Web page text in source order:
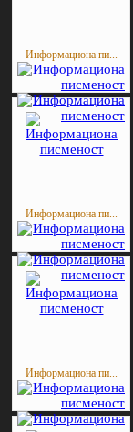
Информациона пи...
Информациона пи...
Информациона пи...